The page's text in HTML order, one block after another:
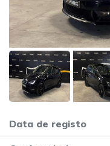
Data de registo